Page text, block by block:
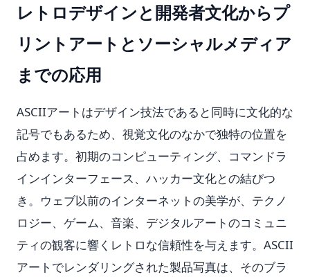
レトロデザインと開発者文化からプ
リントアートとソーシャルメディア
までの応用
ASCIIアートはデザイン技法であると同時に文化的な
記号でもあるため、視覚文化のなかで独特の位置を
占めます。初期のコンピューティング、コマンドラ
インインターフェース、ハッカー文化との結びつ
き。ウェブ以前のインターネットの美学が、テクノ
ロジー、ゲーム、音楽、デジタルアートのコミュニ
ティの観客に響くレトロな信頼性を与えます。ASCII
アートでレンダリングされた製品写真は、そのブラ